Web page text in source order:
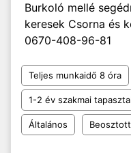
Burkoló mellé
keresek Csorna és
0670-408-96-81
Teljes munkaidő 8 óra
1-2 év szakmai
Általános Beosztott